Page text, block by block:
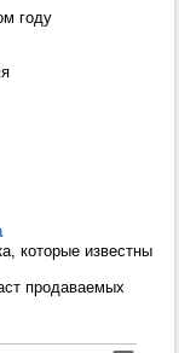
году
которые известны
продаваемых